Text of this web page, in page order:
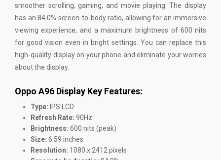
smoother scrolling, gaming, and movie playing. The display
has an 84.0% screen-to-body ratio, allowing for an immersive
viewing experience, and a maximum brightness of 600 nits
for good vision even in bright settings. You can replace this
high-quality display on your phone and eliminate your worries
about the display.
Oppo A96 Display Key Features:
Type: IPS LCD
Refresh Rate: 90Hz
Brightness: 600 nits (peak)
Size: 6.59 inches
Resolution: 1080 x 2412 pixels